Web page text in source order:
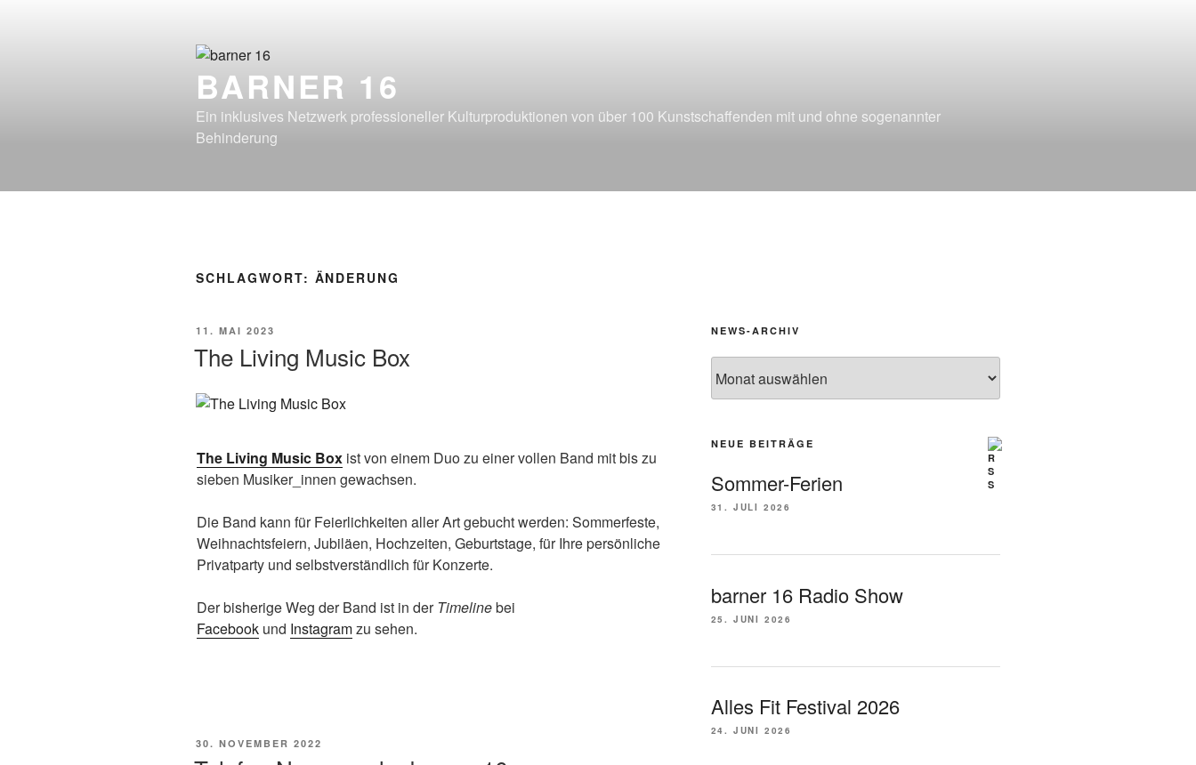
BARNER 16
Ein inklusives Netzwerk professioneller Kulturproduktionen von über 100 Kunstschaffenden mit und ohne sogenannter
Behinderung
SCHLAGWORT: ÄNDERUNG
VERÖFFENTLICHT
11. MAI 2023
The Living Music Box
The Living Music Box ist von einem Duo zu einer vollen Band mit bis zu
sieben Musiker_innen gewachsen.
Die Band kann für Feierlichkeiten aller Art gebucht werden: Sommerfeste,
Weihnachtsfeiern, Jubiläen, Hochzeiten, Geburtstage, für Ihre persönliche
Privatparty und selbstverständlich für Konzerte.
Der bisherige Weg der Band ist in der Timelinebei
Facebook und Instagramzu sehen.
VERÖFFENTLICHT
30. NOVEMBER 2022
NEWS-ARCHIV
Archiv
NEUE BEITRÄGE
Sommer-Ferien
31. JULI 2026
barner 16 Radio Show
25. JUNI 2026
Alles Fit Festival 2026
24. JUNI 2026